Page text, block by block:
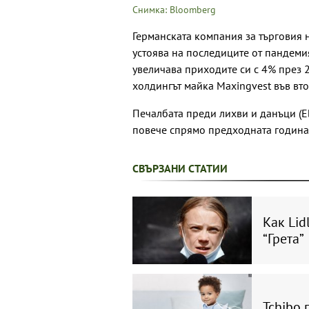
Снимка: Bloomberg
Германската компания за
устоява на последиците от
увеличава приходите си с 4%
холдингът майка Maxingvest във
Печалбата преди лихви и данъци
повече спрямо предходната
СВЪРЗАНИ СТАТИИ
Как
“Грета”